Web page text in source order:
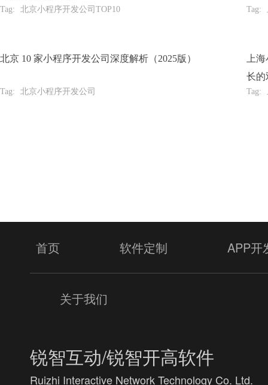
Tag: 北京小程序开发公司TOP10 Tag:
北京 10 家小程序开发公司深度解析（2025版）
Tag: 北京小程序开发公司
上
长的
Tag:
首页 软件定制 APP开
关于我们
锐智互动/锐智开高软件
Ruizhi Interactive Network Technology Co. Ltd.